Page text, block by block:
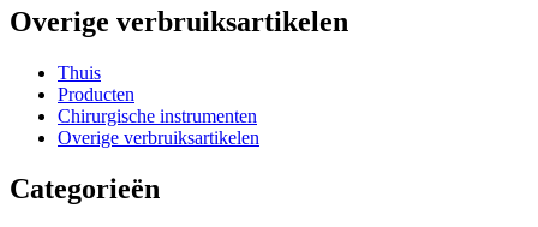
Overige verbruiksartikelen
Thuis
Producten
Chirurgische instrumenten
Overige verbruiksartikelen
Categorieën